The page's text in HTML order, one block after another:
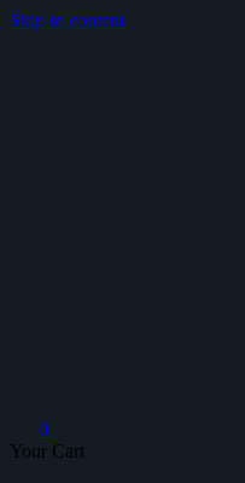
Skip to content
0
Your Cart